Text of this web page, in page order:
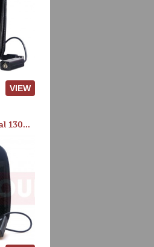
VIEW
PRO Vgo2 Manual 1300mAh Kit